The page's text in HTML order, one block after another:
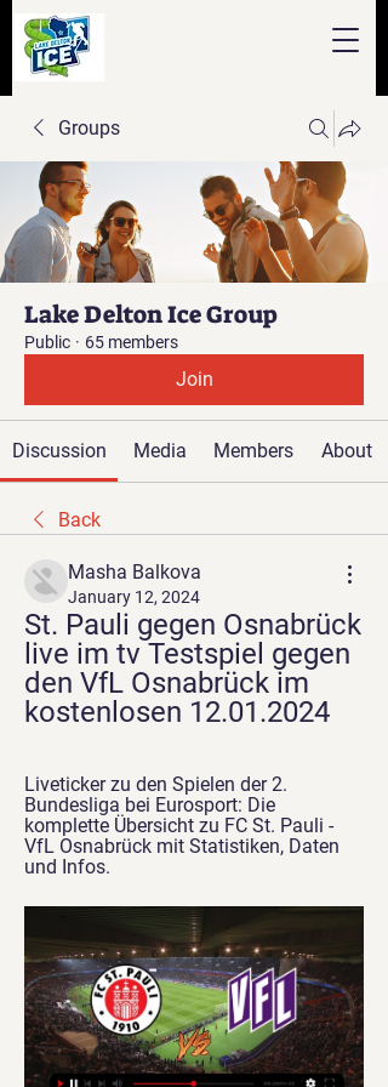
Groups
Lake Delton Ice Group
Public · 65 members
Join
Discussion Media Members About
Back
Masha Balkova
January 12, 2024
St. Pauli gegen Osnabrück
live im tv Testspiel gegen
den VfL Osnabrück im
kostenlosen 12.01.2024
Liveticker zu den Spielen der 2.
Bundesliga bei Eurosport: Die
komplette Übersicht zu FC St. Pauli -
VfL Osnabrück mit Statistiken, Daten
und Infos.